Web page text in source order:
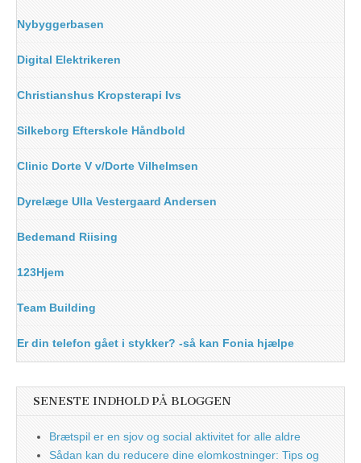
Nybyggerbasen
Digital Elektrikeren
Christianshus Kropsterapi Ivs
Silkeborg Efterskole Håndbold
Clinic Dorte V v/Dorte Vilhelmsen
Dyrelæge Ulla Vestergaard Andersen
Bedemand Riising
123Hjem
Team Building
Er din telefon gået i stykker? -så kan Fonia hjælpe
SENESTE INDHOLD PÅ BLOGGEN
Brætspil er en sjov og social aktivitet for alle aldre
Sådan kan du reducere dine elomkostninger: Tips og